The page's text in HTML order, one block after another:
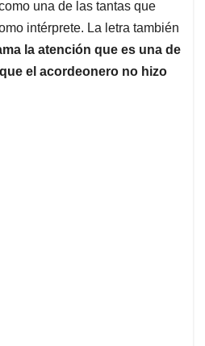
una de las tantas que
intérprete. La letra también
la atención que es una de
el acordeonero no hizo